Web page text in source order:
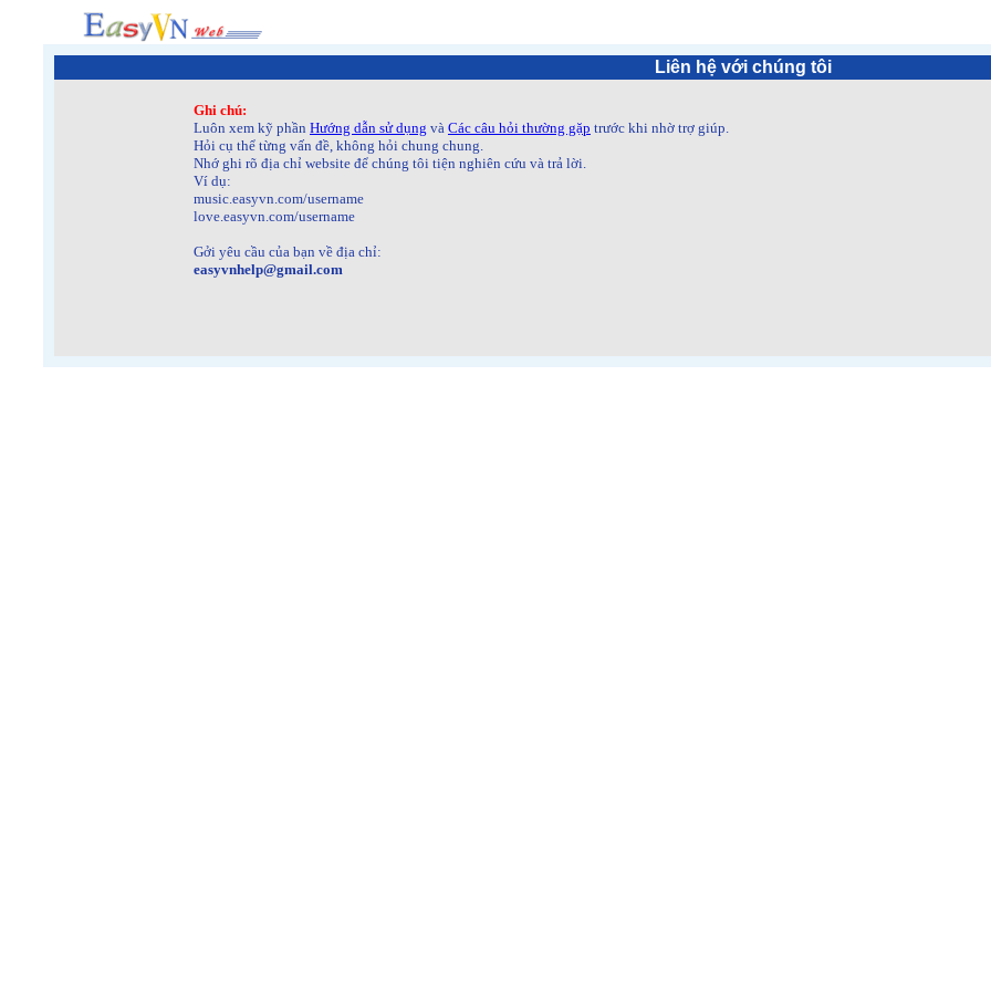
Liên hệ với chúng tôi
Ghi chú:
Luôn xem kỹ phần Hướng dẫn sử dụng và Các câu hỏi thường gặp trước khi nhờ trợ giúp.
Hỏi cụ thể từng vấn đề, không hỏi chung chung.
Nhớ ghi rõ địa chỉ website để chúng tôi tiện nghiên cứu và trả lời.
Ví dụ:
music.easyvn.com/username
love.easyvn.com/username
Gởi yêu cầu của bạn về địa chỉ:
easyvnhelp@gmail.com